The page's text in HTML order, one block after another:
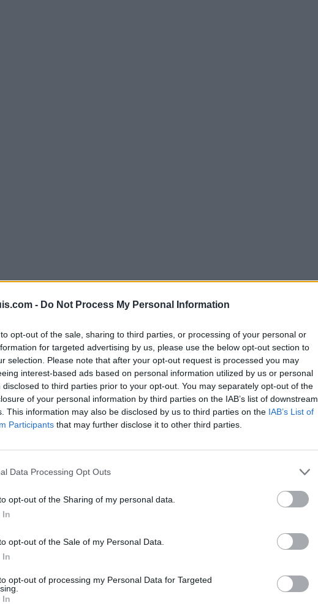
- Do Not Process My Personal Information
opt-out of the sale, sharing to third parties, or processing of your personal or
for targeted advertising by us, please use the below opt-out section to
selection. Please note that after your opt-out request is processed you may
interest-based ads based on personal information utilized by us or personal
disclosed to third parties prior to your opt-out. You may separately opt-out of the
of your personal information by third parties on the IAB’s list of downstream
This information may also be disclosed by us to third parties on the IAB’s List of
Participants that may further disclose it to other third parties.
Data Processing Opt Outs
opt-out of the Sharing of my personal data.
In
opt-out of the Sale of my Personal Data.
In
opt-out of processing my Personal Data for Targeted
In